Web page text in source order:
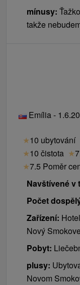
mínusy:
takže
Emília -
★10 ubytování
★10 čistota ★
★7.5 Poměr
Navštívené v
Počet
Zařízení:
Nový
Pobyt:
plusy:
Novom